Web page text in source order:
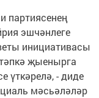
партиясенең
эшчәнлеге
инициативасы
җыенырга
үткәрелә, - диде
мәсьәләләр